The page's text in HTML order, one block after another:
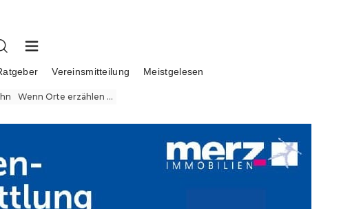
Vereinsmitteilung Meistgelesen
Wenn Orte erzählen ...